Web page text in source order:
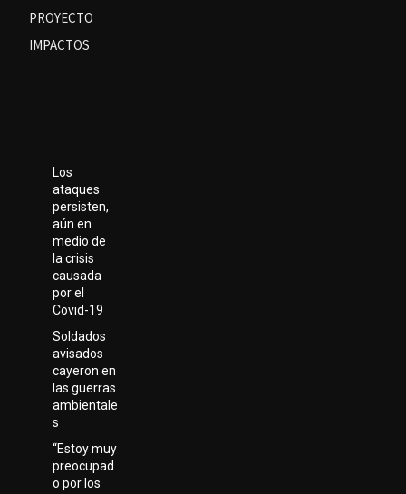
PROYECTO
IMPACTOS
Los
ataques
persisten,
aún en
medio de
la crisis
causada
por el
Covid-19
Soldados
avisados
cayeron en
las guerras
ambientale
s
“Estoy muy
preocupad
o por los